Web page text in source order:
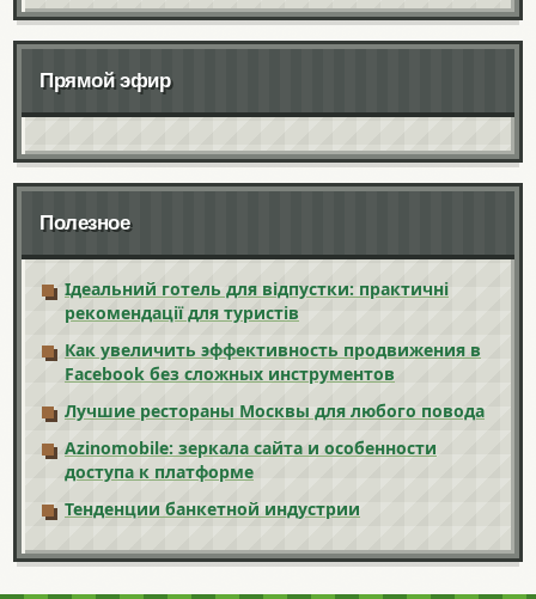
Прямой эфир
Полезное
Ідеальний готель для відпустки: практичні
рекомендації для туристів
Как увеличить эффективность продвижения в
Facebook без сложных инструментов
Лучшие рестораны Москвы для любого повода
Azinomobile: зеркала сайта и особенности
доступа к платформе
Тенденции банкетной индустрии